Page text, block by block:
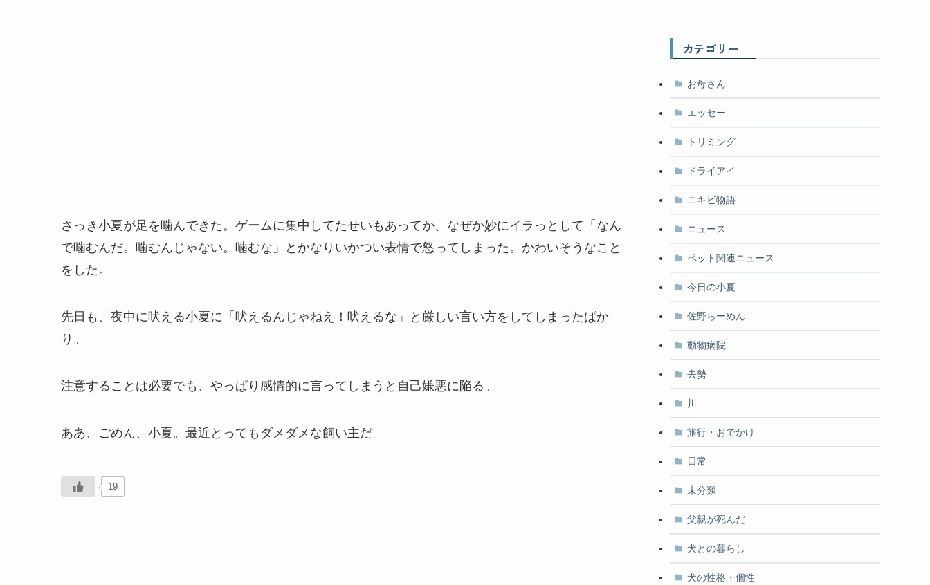
さっき小夏が足を噛んできた。ゲームに集中してたせいもあってか、なぜか妙にイラっとして「なん
で噛むんだ。噛むんじゃない。噛むな」とかなりいかつい表情で怒ってしまった。かわいそうなこと
をした。
先日も、夜中に吠える小夏に「吠えるんじゃねえ！吠えるな」と厳しい言い方をしてしまったばか
り。
注意することは必要でも、やっぱり感情的に言ってしまうと自己嫌悪に陥る。
ああ、ごめん、小夏。最近とってもダメダメな飼い主だ。
19
カテゴリー
お母さん
エッセー
トリミング
ドライアイ
ニキビ物語
ニュース
ペット関連ニュース
今日の小夏
佐野らーめん
動物病院
去勢
川
旅行・おでかけ
日常
未分類
父親が死んだ
犬との暮らし
犬の性格・個性